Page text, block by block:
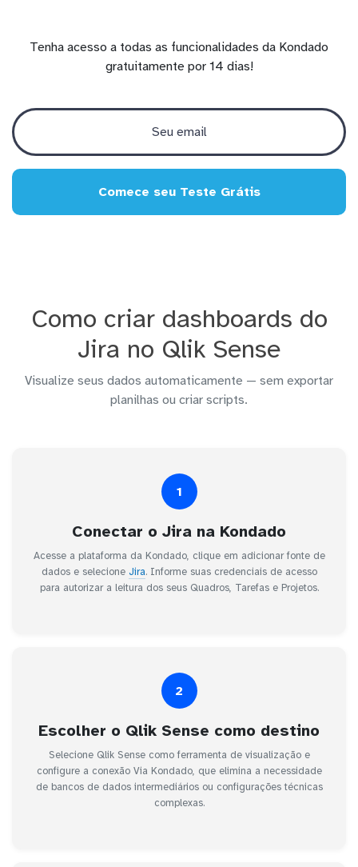
Tenha acesso a todas as funcionalidades da Kondado
gratuitamente por 14 dias!
Comece seu Teste Grátis
Como criar dashboards do
Jira no Qlik Sense
Visualize seus dados automaticamente — sem exportar
planilhas ou criar scripts.
1
Conectar o Jira na Kondado
Acesse a plataforma da Kondado, clique em adicionar fonte de
dados e selecione Jira. Informe suas credenciais de acesso
para autorizar a leitura dos seus Quadros, Tarefas e Projetos.
2
Escolher o Qlik Sense como destino
Selecione Qlik Sense como ferramenta de visualização e
configure a conexão Via Kondado, que elimina a necessidade
de bancos de dados intermediários ou configurações técnicas
complexas.